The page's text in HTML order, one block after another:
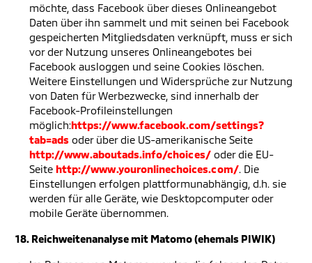
möchte, dass Facebook über dieses Onlineangebot
Daten über ihn sammelt und mit seinen bei Facebook
gespeicherten Mitgliedsdaten verknüpft, muss er sich
vor der Nutzung unseres Onlineangebotes bei
Facebook ausloggen und seine Cookies löschen.
Weitere Einstellungen und Widersprüche zur Nutzung
von Daten für Werbezwecke, sind innerhalb der
Facebook-Profileinstellungen
möglich:https://www.facebook.com/settings?
tab=ads oder über die US-amerikanische Seite
http://www.aboutads.info/choices/oder die EU-
Seite http://www.youronlinechoices.com/. Die
Einstellungen erfolgen plattformunabhängig, d.h. sie
werden für alle Geräte, wie Desktopcomputer oder
mobile Geräte übernommen.
18. Reichweitenanalyse mit Matomo (ehemals PIWIK)